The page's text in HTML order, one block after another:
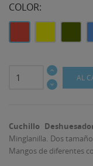
COLOR:
AL
Cuchillo
Minglanilla. Dos
Mangos de diferentes
MI LISTA DE
((LABEL))
INICIAR
Debe iniciar
de deseos.